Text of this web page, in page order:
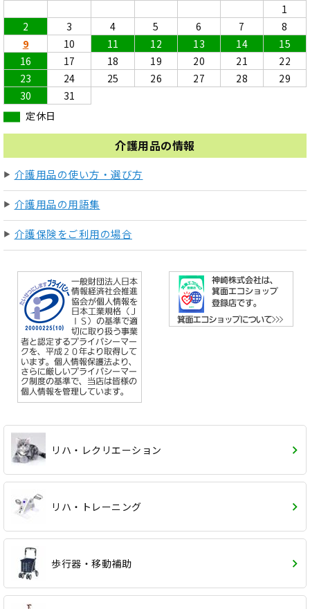
1
2
3 4 5 6 7
8
9
10 11 12 13 14
15
16
17 18 19 20 21
22
23
24 25 26 27 28
29
30
31
定休日
介護用品の情報
介護用品の使い方・選び方
介護用品の用語集
介護保険をご利用の場合
リハ・レクリエーション
リハ・トレーニング
歩行器・移動補助